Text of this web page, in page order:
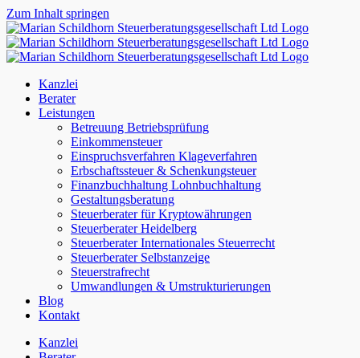
Zum Inhalt springen
Kanzlei
Berater
Leistungen
Betreuung Betriebsprüfung
Einkommensteuer
Einspruchsverfahren Klageverfahren
Erbschaftssteuer & Schenkungsteuer
Finanzbuchhaltung Lohnbuchhaltung
Gestaltungsberatung
Steuerberater für Kryptowährungen
Steuerberater Heidelberg
Steuerberater Internationales Steuerrecht
Steuerberater Selbstanzeige
Steuerstrafrecht
Umwandlungen & Umstrukturierungen
Blog
Kontakt
Kanzlei